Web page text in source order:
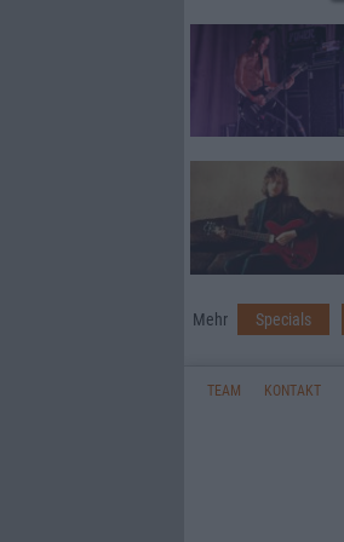
Mehr Specials
TEAM KONTAKT